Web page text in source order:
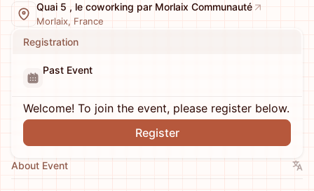
Quai 5 , le coworking par Morlaix Communauté
Morlaix, France
Registration
Past Event
Welcome! To join the event, please register below.
Register
About Event